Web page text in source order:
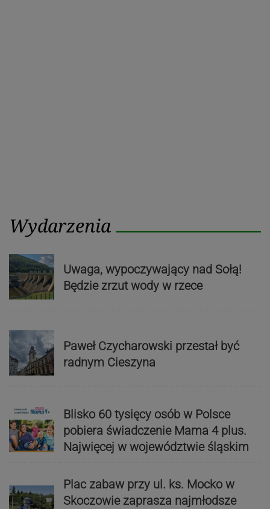
Wydarzenia
Uwaga, wypoczywający nad Sołą!
Będzie zrzut wody w rzece
Paweł Czycharowski przestał być
radnym Cieszyna
Blisko 60 tysięcy osób w Polsce
pobiera świadczenie Mama 4 plus.
Najwięcej w województwie śląskim
Plac zabaw przy ul. ks. Mocko w
Skoczowie zaprasza najmłodsze